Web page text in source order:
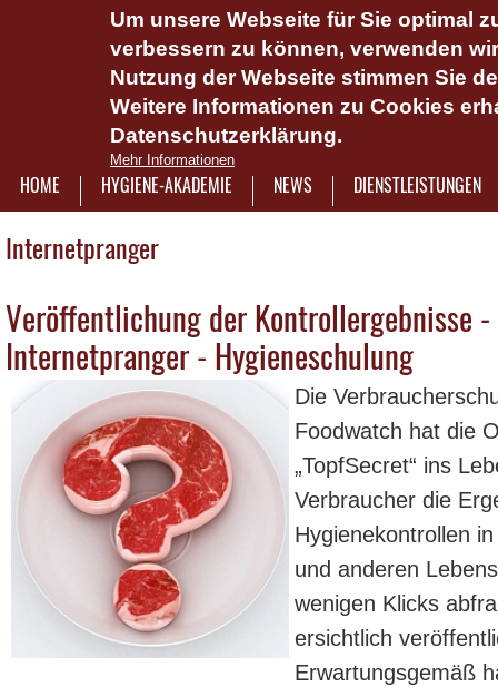
Um unsere Webseite für Sie optimal
verbessern zu können, verwenden
Nutzung der Webseite stimmen Sie
Weitere Informationen zu Cookies
Datenschutzerklärung.
Mehr Informationen
HOME HYGIENE-AKADEMIE NEWS DIENSTLEISTUNGEN
Das
Plattform
7921322
Internetpranger
Veröffentlichung der Kontrollergebnisse
Internetpranger - Hygieneschulung
Die
Foodwatch hat die
„TopfSecret“ ins
Verbraucher die
Hygienekontrollen
und anderen
wenigen Klicks
ersichtlich
Erwartungsgemäß
Seiten